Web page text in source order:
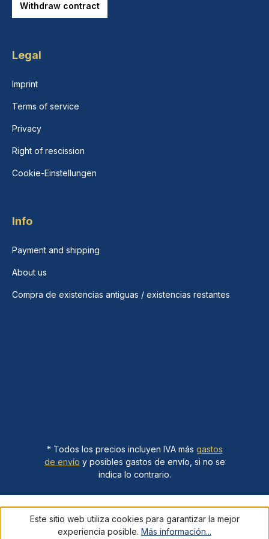
Withdraw contract
Legal
Imprint
Terms of service
Privacy
Right of rescission
Cookie-Einstellungen
Info
Payment and shipping
About us
Compra de existencias antiguas / existencias restantes
* Todos los precios incluyen IVA más gastos
de envío y posibles gastos de envío, si no se
indica lo contrario.
Este sitio web utiliza cookies para garantizar la mejor
experiencia posible. Más información...